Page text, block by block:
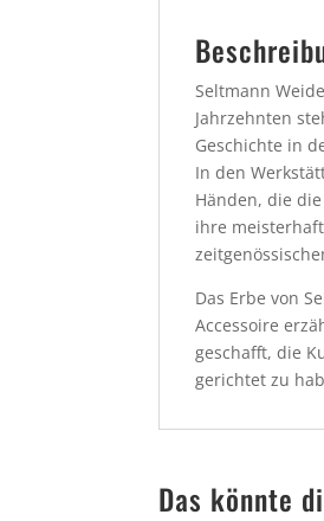
Seltmann
Jahrzehnten
Geschichte in
In den
Händen, die
ihre
Das Erbe von
Accessoire
geschafft, die
gerichtet zu
Das könnte